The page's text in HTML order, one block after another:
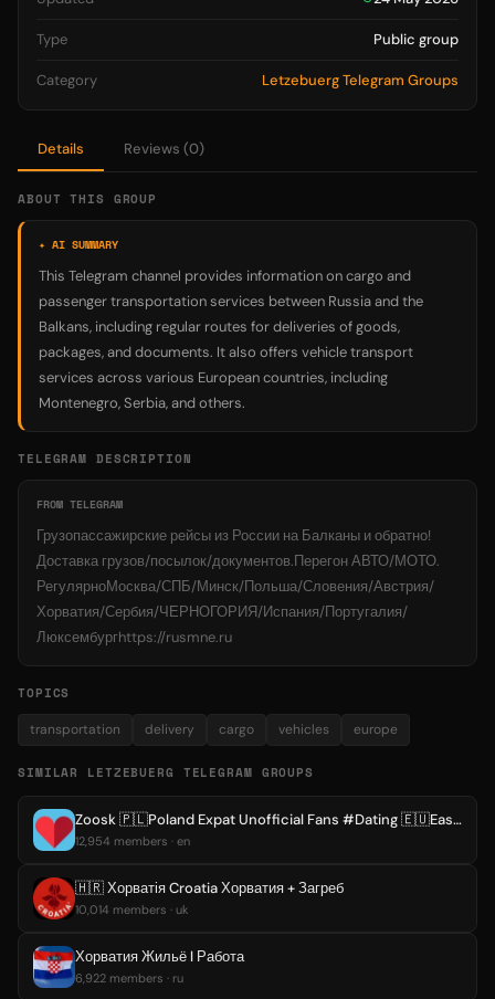
Details Reviews (0)
ABOUT THIS GROUP
✦ AI SUMMARY
This Telegram channel provides information on cargo and
passenger transportation services between Russia and the
Balkans, including regular routes for deliveries of goods,
packages, and documents. It also offers vehicle transport
services across various European countries, including
Montenegro, Serbia, and others.
TELEGRAM DESCRIPTION
FROM TELEGRAM
Грузопассажирские рейсы из России на Балканы и обратно!
Доставка грузов/посылок/документов.Перегон АВТО/МОТО.
РегулярноМосква/СПБ/Минск/Польша/Словения/Австрия/
Хорватия/Сербия/ЧЕРНОГОРИЯ/Испания/Португалия/
Люксембургhttps://rusmne.ru
TOPICS
transportation delivery cargo vehicles europe
SIMILAR LETZEBUERG TELEGRAM GROUPS
Zoosk 🇵🇱Poland Expat Unofficial Fans #Dating 🇪🇺Eastern Europe Bulgaria Romania Czesch Latvia Lithuania Estonia Serbia Greece
12,954 members · en
🇭🇷 Хорватія Croatia Хорватия + Загреб
10,014 members · uk
Хорватия Жильё l Работа
6,922 members · ru
Type Public group
Category Letzebuerg Telegram Groups